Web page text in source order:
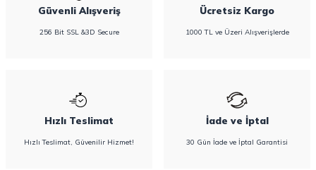
Güvenli Alışveriş
256 Bit SSL &3D Secure
Ücretsiz Kargo
1000 TL ve Üzeri Alışverişlerde
Hızlı Teslimat
Hızlı Teslimat, Güvenilir Hizmet!
İade ve İptal
30 Gün İade ve İptal Garantisi